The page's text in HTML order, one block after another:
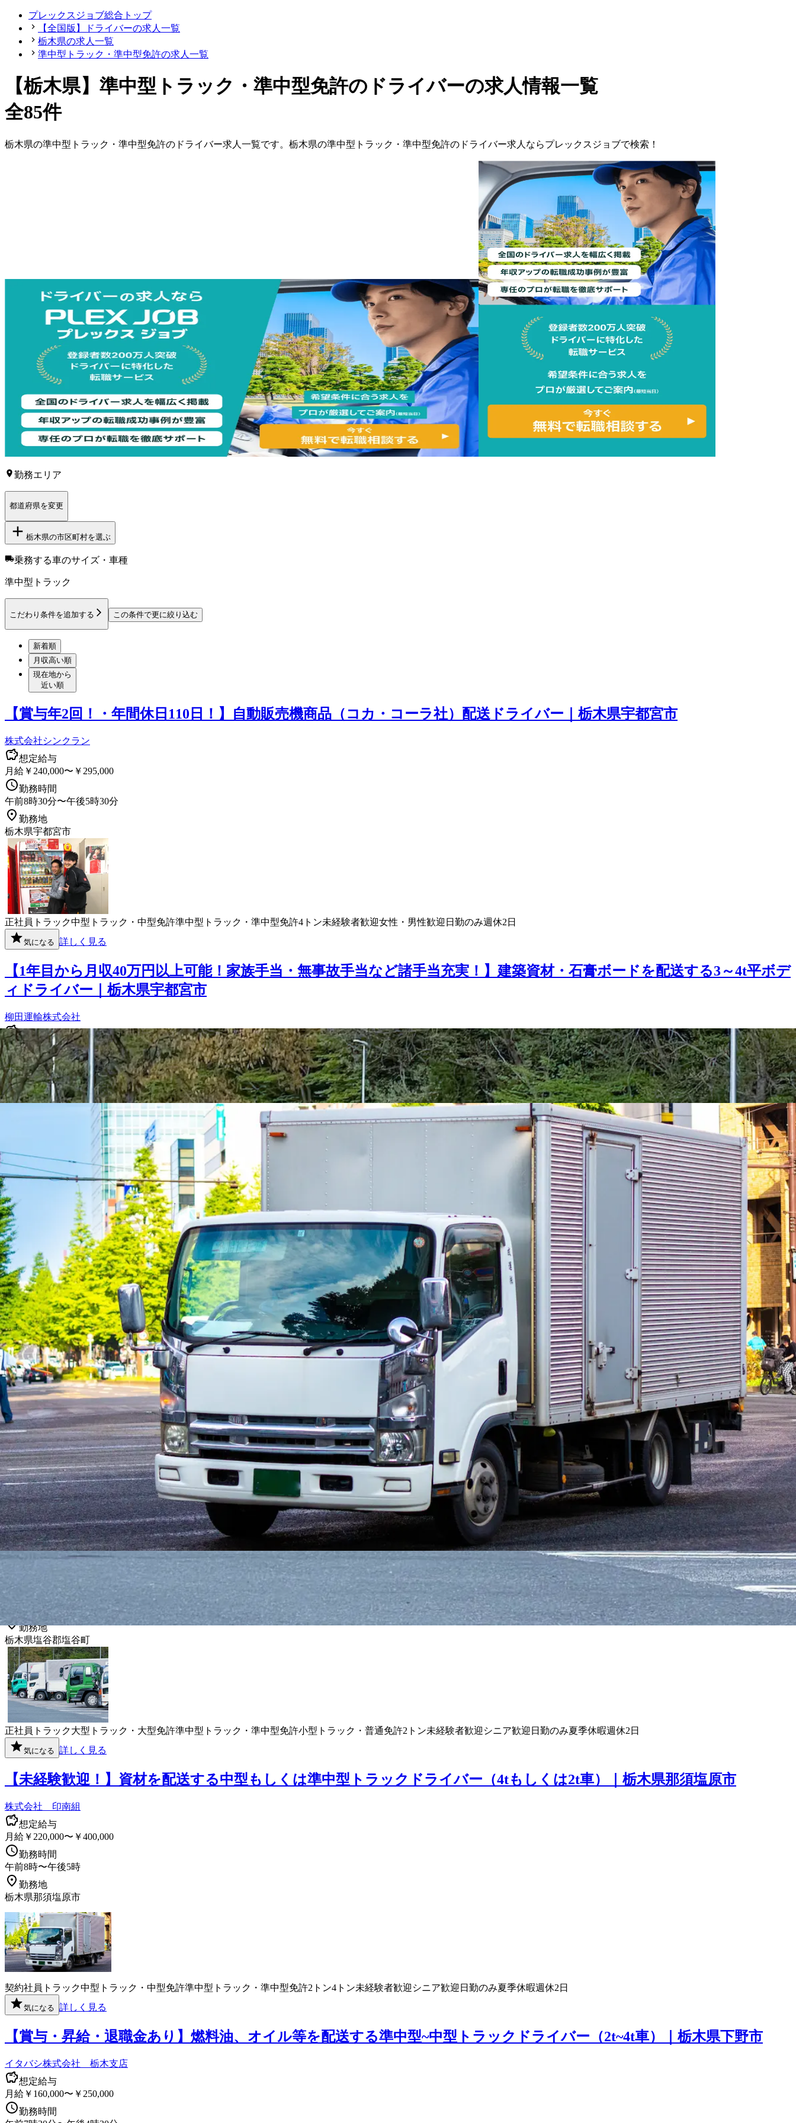
プレックスジョブ総合トップ
【全国版】ドライバーの求人一覧
栃木県の求人一覧
準中型トラック・準中型免許の求人一覧
【栃木県】準中型トラック・準中型免許のドライバーの求人情報一覧
全85件
栃木県の準中型トラック・準中型免許の ドライバー求人一覧です。 栃木県の準中型トラック・準中型免許の ドライバー求人ならプレックスジョブで検索！
勤務エリア
都道府県を変更
栃木県の市区町村を選ぶ
乗務する車のサイズ・車種
準中型トラック
こだわり条件を追加する この条件で更に絞り込む
新着順
月収高い順
現在地から
近い順
【賞与年2回！・年間休日110日！】自動販売機商品（コカ・コーラ社）配送ドライバー｜栃木県宇都宮市
株式会社シンクラン
想定給与
月給￥240,000〜￥295,000
勤務時間
午前8時30分〜午後5時30分
勤務地
栃木県宇都宮市
正社員 トラック中型トラック・中型免許準中型トラック・準中型免許4トン未経験者歓迎女性・男性歓迎 日勤のみ週休2日
気になる 詳しく見る
【1年目から月収40万円以上可能！家族手当・無事故手当など諸手当充実！】建築資材・石膏ボードを配送する3～4t平ボデ
ィドライバー｜栃木県宇都宮市
柳田運輸株式会社
想定給与
月給￥340,000〜￥450,000
勤務時間
午前7時〜午後4時
勤務地
正社員 トラック 準中型トラック・準中型免許4トン3トン 未経験者歓迎 女性・男性歓迎 AT限定OK 残業ほぼなし年末年始休暇
詳しく見る
【賞与・昇給・退職金あり！】金属製品配送・準中型ドライバー｜栃木県佐野市
有限会社山口製作所
想定給与
月給￥170,000〜￥240,000
勤務時間
午前7時〜午後4時 , 午前8時〜午後5時
勤務地
栃木県佐野市
正社員トラック準中型トラック・準中型免許2トン 未経験者歓迎日勤のみ年末年始休暇夏季休暇
気になる 詳しく見る
【賞与・昇給・退職金あり】コンクリート2次製品を運ぶ小型・準中型・大型トラックドライバー（軽・2t・8tユニック）
｜栃木県塩谷郡塩谷町
株式会社 船生コンクリート工業
月給￥200,000〜￥240,000
勤務時間
午前8時〜午後5時
勤務地
栃木県塩谷郡塩谷町
正社員 トラック大型トラック・大型免許準中型トラック・準中型免許小型トラック・普通免許2トン未経験者歓迎 シニア歓迎 日勤のみ夏季休暇週休2日
気になる 詳しく見る
【未経験歓迎！】資材を配送する中型もしくは準中型トラックドライバー（4tもしくは2t車）｜栃木県那須塩原市
株式会社 印南組
想定給与
月給￥220,000〜￥400,000
勤務時間
午前8時〜午後5時
勤務地
栃木県那須塩原市
契約社員 トラック中型トラック・中型免許準中型トラック・準中型免許2トン4トン未経験者歓迎 シニア歓迎 日勤のみ夏季休暇週休2日
気になる 詳しく見る
【賞与・昇給・退職金あり】燃料油、オイル等を配送する準中型~中型トラックドライバー（2t~4t車）｜栃木県下野市
イタバシ株式会社 栃木支店
想定給与
月給￥160,000〜￥250,000
勤務時間